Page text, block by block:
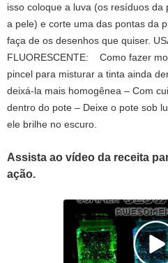
isso coloque a luva (os resíduos
a pele) e corte uma das pontas da
faça de os desenhos que quiser.
FLUORESCENTE: Como fazer
pincel para misturar a tinta ainda
deixá-la mais homogênea – Com
dentro do pote – Deixe o pote sob
ele brilhe no escuro.
Assista ao vídeo da receita
ação.